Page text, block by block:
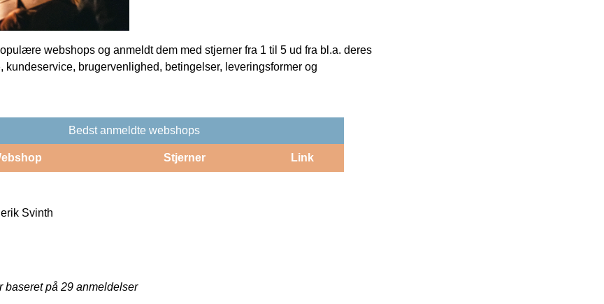
webshops og anmeldt dem med stjerner fra 1 til 5 ud fra bl.a. deres
kundeservice, brugervenlighed, betingelser, leveringsformer og
Bedst anmeldte webshops
Stjerner Link
Svinth
baseret på 29 anmeldelser